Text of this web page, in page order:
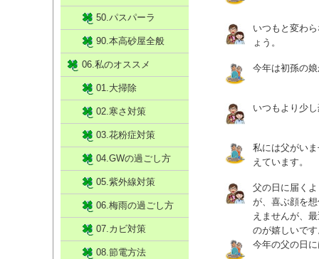
いつもと変わ
ょう。
今年は初孫の
いつもより少
私には父がい
えています。
父の日に届く
が、喜ぶ顔を
えませんが、
のが嬉しいで
今年の父の日
50.パスパーラ
90.本高砂屋全般
06.私のオススメ
01.大掃除
02.寒さ対策
03.花粉症対策
04.GWの過ごし方
05.紫外線対策
06.梅雨の過ごし方
07.カビ対策
08.節電方法